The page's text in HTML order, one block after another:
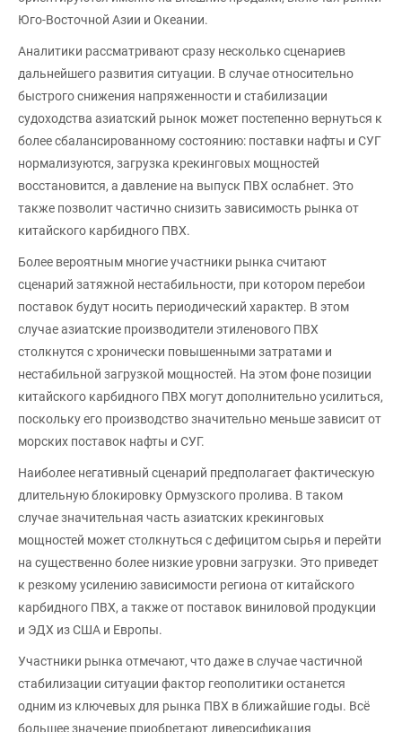
Юго-Восточной Азии и Океании.
Аналитики рассматривают сразу несколько сценариев
дальнейшего развития ситуации. В случае относительно
быстрого снижения напряженности и стабилизации
судоходства азиатский рынок может постепенно вернуться к
более сбалансированному состоянию: поставки нафты и СУГ
нормализуются, загрузка крекинговых мощностей
восстановится, а давление на выпуск ПВХ ослабнет. Это
также позволит частично снизить зависимость рынка от
китайского карбидного ПВХ.
Более вероятным многие участники рынка считают
сценарий затяжной нестабильности, при котором перебои
поставок будут носить периодический характер. В этом
случае азиатские производители этиленового ПВХ
столкнутся с хронически повышенными затратами и
нестабильной загрузкой мощностей. На этом фоне позиции
китайского карбидного ПВХ могут дополнительно усилиться,
поскольку его производство значительно меньше зависит от
морских поставок нафты и СУГ.
Наиболее негативный сценарий предполагает фактическую
длительную блокировку Ормузского пролива. В таком
случае значительная часть азиатских крекинговых
мощностей может столкнуться с дефицитом сырья и перейти
на существенно более низкие уровни загрузки. Это приведет
к резкому усилению зависимости региона от китайского
карбидного ПВХ, а также от поставок виниловой продукции
и ЭДХ из США и Европы.
Участники рынка отмечают, что даже в случае частичной
стабилизации ситуации фактор геополитики останется
одним из ключевых для рынка ПВХ в ближайшие годы. Всё
большее значение приобретают диверсификация